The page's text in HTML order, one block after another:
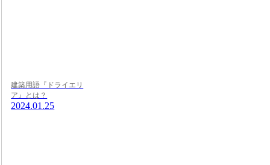
建築用語『ドライエリ
ア』とは？
2024.01.25